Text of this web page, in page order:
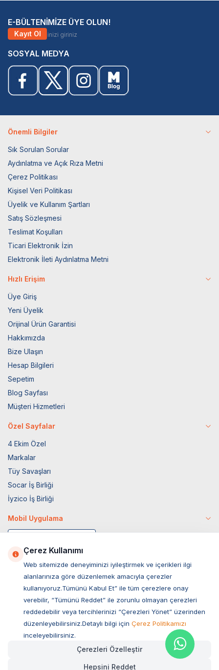
E-BÜLTENİMİZE ÜYE OLUN!
Kayıt Ol
SOSYAL MEDYA
Önemli Bilgiler
Sık Sorulan Sorular
Aydınlatma ve Açık Rıza Metni
Çerez Politikası
Kişisel Veri Politikası
Üyelik ve Kullanım Şartları
Satış Sözleşmesi
Teslimat Koşulları
Ticari Elektronik İzin
Elektronik İleti Aydınlatma Metni
Hızlı Erişim
Üye Giriş
Yeni Üyelik
Orijinal Ürün Garantisi
Hakkımızda
Bize Ulaşın
Hesap Bilgileri
Sepetim
Blog Sayfası
Müşteri Hizmetleri
Özel Sayfalar
4 Ekim Özel
Markalar
Tüy Savaşları
Socar İş Birliği
İyzico İş Birliği
Mobil Uygulama
Müşteri Hizmetleri
Sıkça Sorulan Sorular
Çerez Kullanımı
Web sitemizde deneyiminizi iyileştirmek ve içerikleri ilgi
alanlarınıza göre düzenlemek amacıyla çerezler
kullanıyoruz.Tümünü Kabul Et” ile tüm çerezlere onay
verebilir, “Tümünü Reddet” ile zorunlu olmayan çerezleri
reddedebilir veya tercihlerinizi “Çerezleri Yönet” üzerinden
düzenleyebilirsiniz.Detaylı bilgi için Çerez Politikamızı
inceleyebilirsiniz.
Çerezleri Özelleştir
Hepsini Reddet